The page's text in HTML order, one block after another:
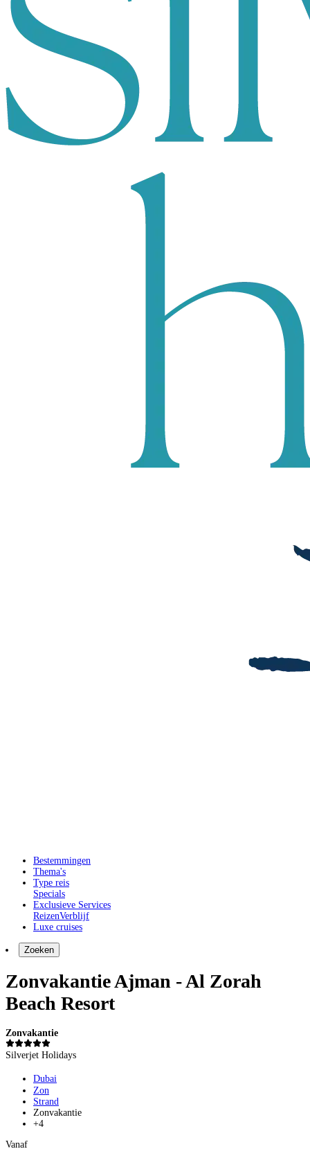
Bestemmingen
Thema's
Type reis
Specials
Exclusieve Services
ReizenVerblijf
Luxe cruises
Zoeken
Zonvakantie Ajman - Al Zorah
Beach Resort
Zonvakantie
Silverjet Holidays
Dubai
Zon
Strand
Zonvakantie
+4
Vanaf